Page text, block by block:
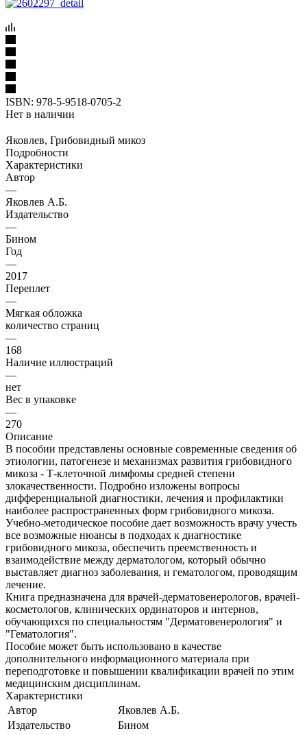
ISBN: 978-5-9518-0705-2
Нет в наличии
Яковлев, Грибовидный микоз
Подробности
Характеристики
Автор
—
Яковлев А.Б.
Издательство
—
Бином
Год
—
2017
Переплет
—
Мягкая обложка
количество страниц
—
168
Наличие иллюстраций
—
нет
Вес в упаковке
—
270
Описание
В пособии представлены основные современные сведения об
этиологии, патогенезе и механизмах развития грибовидного
микоза - Т-клеточной лимфомы средней степени
злокачественности. Подробно изложены вопросы
дифференциальной диагностики, лечения и профилактики
наиболее распространенных форм грибовидного микоза.
Учебно-методическое пособие дает возможность врачу учесть
все возможные нюансы в подходах к диагностике
грибовидного микоза, обеспечить преемственность и
взаимодействие между дерматологом, который обычно
выставляет диагноз заболевания, и гематологом, проводящим
лечение.
Книга предназначена для врачей-дерматовенерологов, врачей-
косметологов, клинических ординаторов и интернов,
обучающихся по специальностям "Дерматовенерология" и
"Гематология".
Пособие может быть использовано в качестве
дополнительного информационного материала при
переподготовке и повышении квалификации врачей по этим
медицинским дисциплинам.
Характеристики
Автор
Яковлев А.Б.
Издательство
Бином